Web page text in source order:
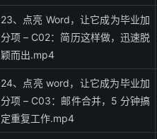
23、点亮 Word，让它成为毕业加
分项 – C02：简历这样做，迅速脱
颖而出.mp4
24、点亮 word，让它成为毕业加
分项 – C03：邮件合并，5 分钟搞
定重复工作.mp4